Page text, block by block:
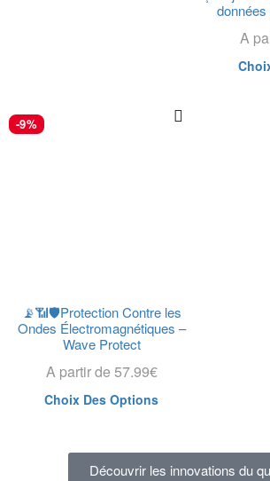
A
-9%
📡📶🛡️Protection Contre les
Ondes Électromagnétiques –
Wave Protect
A partir de 57.99€
Choix Des Options
Découvrir les innovations du